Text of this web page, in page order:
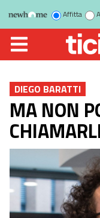
Affitta
DIEGO BARATTI
MA NON